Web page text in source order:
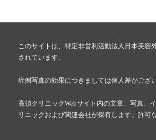
このサイトは、特定非営利活動法人日本美容
されています。
症例写真の効果につきましては個人差がござ
高須クリニックWebサイト内の文章、写真、
リニックおよび関連会社が保有します。許可